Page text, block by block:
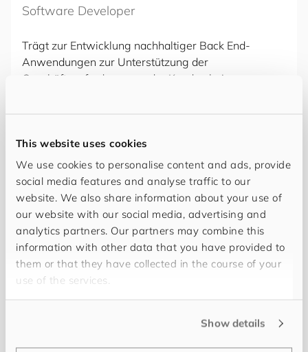
This website uses cookies
We use cookies to personalise content and ads, provide
social media features and analyse traffic to our
website. We also share information about your use of
our website with our social media, advertising and
analytics partners. Our partners may combine this
information with other data that you have provided to
them or that they have collected in the course of your
use of the services.
Show details
Software Developer
Trägt zur Entwicklung nachhaltiger Back End-
Anwendungen zur Unterstützung der
Geschäftsanforderungen der Kunden bei.